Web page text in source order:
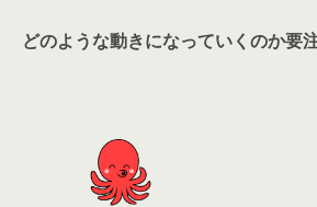
どのような動きになっていくのか要